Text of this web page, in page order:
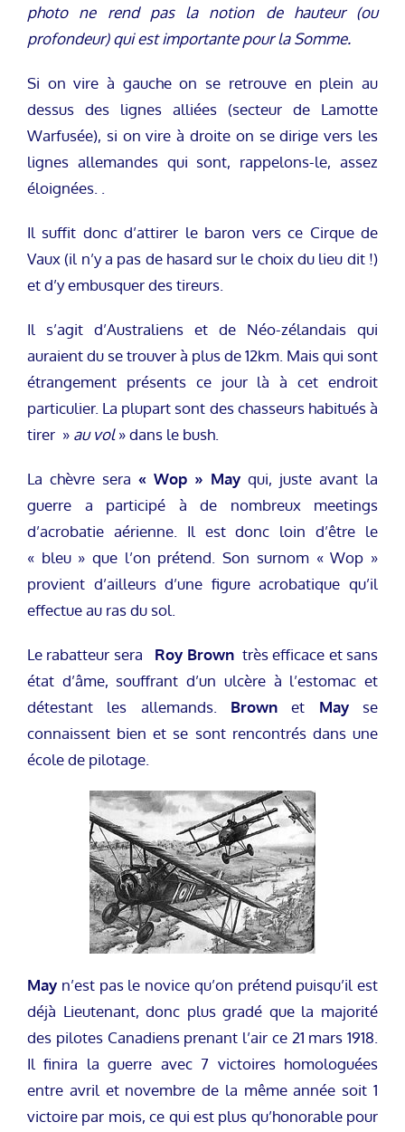
photo ne rend pas la notion de hauteur (ou
profondeur) qui est importante pour la Somme.
Si on vire à gauche on se retrouve en plein au
dessus des lignes alliées (secteur de Lamotte
Warfusée), si on vire à droite on se dirige vers les
lignes allemandes qui sont, rappelons-le, assez
éloignées. .
Il suffit donc d’attirer le baron vers ce Cirque de
Vaux (il n’y a pas de hasard sur le choix du lieu dit !)
et d’y embusquer des tireurs.
Il s’agit d’Australiens et de Néo-zélandais qui
auraient du se trouver à plus de 12km. Mais qui sont
étrangement présents ce jour là à cet endroit
particulier. La plupart sont des chasseurs habitués à
tirer » au vol» dans le bush.
La chèvre sera « Wop » May qui, juste avant la
guerre a participé à de nombreux meetings
d’acrobatie aérienne. Il est donc loin d’être le
« bleu » que l’on prétend. Son surnom « Wop »
provient d’ailleurs d’une figure acrobatique qu’il
effectue au ras du sol.
Le rabatteur sera Roy Brown très efficace et sans
état d’âme, souffrant d’un ulcère à l’estomac et
détestant les allemands. Brown et Mayse
connaissent bien et se sont rencontrés dans une
école de pilotage.
May n’est pas le novice qu’on prétend puisqu’il est
déjà Lieutenant, donc plus gradé que la majorité
des pilotes Canadiens prenant l’air ce 21 mars 1918.
Il finira la guerre avec 7 victoires homologuées
entre avril et novembre de la même année soit 1
victoire par mois, ce qui est plus qu’honorable pour